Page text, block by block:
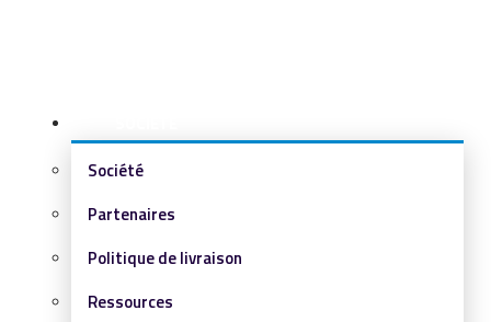
Société
Partenaires
Politique de livraison
Ressources